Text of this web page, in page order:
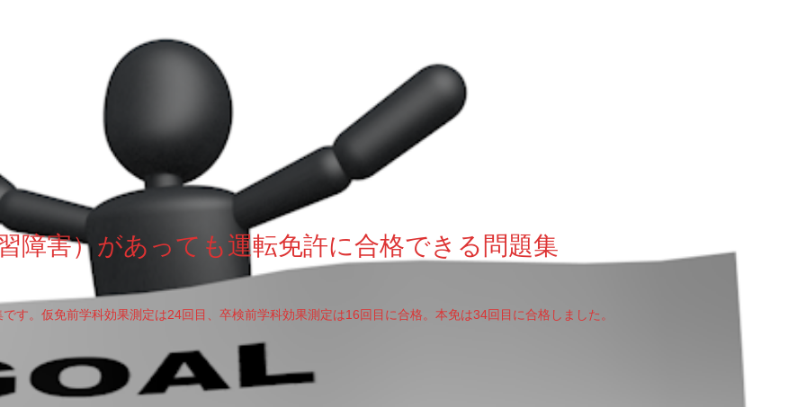
障害）があっても運転免許に合格できる問題集
す。仮免前学科効果測定は24回目、卒検前学科効果測定は16回目に合格。本免は34回目に合格しました。